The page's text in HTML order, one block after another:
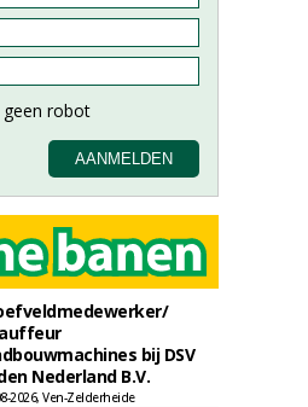
bij DSV
Nederland B.V.
2026, Ven-Zelderheide